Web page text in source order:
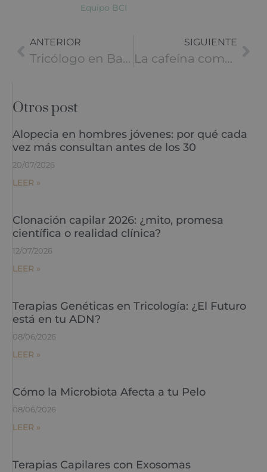
Equipo BCI
ANTERIOR
Tricólogo en Barcelona
SIGUIENTE
La cafeína como estimulante del crecimiento capilar
Otros post
Alopecia en hombres jóvenes: por qué cada
vez más consultan antes de los 30
20/07/2026
LEER »
Clonación capilar 2026: ¿mito, promesa
científica o realidad clínica?
12/07/2026
LEER »
Terapias Genéticas en Tricología: ¿El Futuro
está en tu ADN?
08/06/2026
LEER »
Cómo la Microbiota Afecta a tu Pelo
08/06/2026
LEER »
Terapias Capilares con Exosomas